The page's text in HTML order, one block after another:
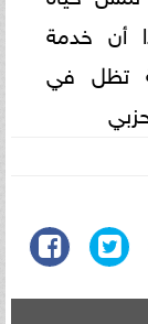
أن خدمة
تظل في